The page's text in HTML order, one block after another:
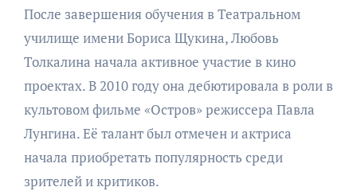
После завершения обучения в Театральном
училище имени Бориса Щукина, Любовь
Толкалина начала активное участие в кино
проектах. В 2010 году она дебютировала в роли в
культовом фильме «Остров» режиссера Павла
Лунгина. Её талант был отмечен и актриса
начала приобретать популярность среди
зрителей и критиков.